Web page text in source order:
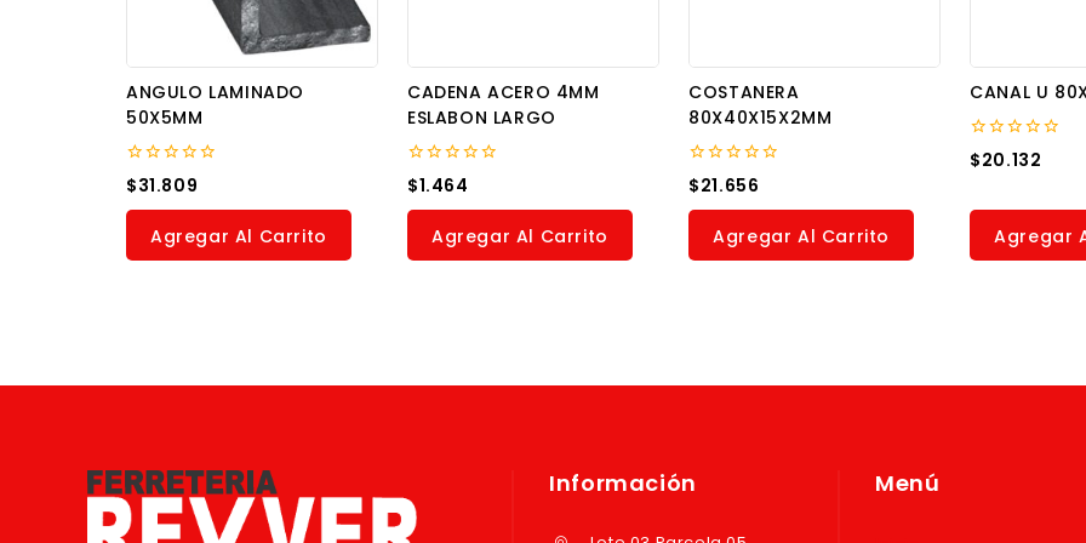
ANGULO LAMINADO
50X5MM
0
out
of
$31.809
Agregar Al Carrito
CADENA ACERO 4MM
ESLABON LARGO
0
out
of
$1.464
Agregar Al Carrito
COSTANERA
80X40X15X2MM
0
out
of
$21.656
Agregar Al Carrito
CANAL U
0
out
$20.132
Agregar
Información Menú